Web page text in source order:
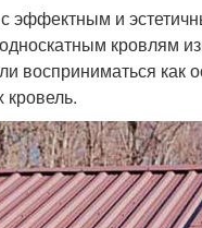
эффектным и
кровлям
восприниматься как